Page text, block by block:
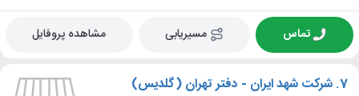
تماس مسیریابی مشاهده پروفایل
7. شرکت شهد ایران - دفتر تهران (گلدیس)